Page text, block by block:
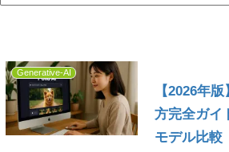
Generative-AI
【2026年
方完全ガイ
モデル比較